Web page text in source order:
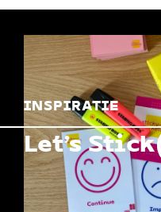
INSPIRATIE
Let’s